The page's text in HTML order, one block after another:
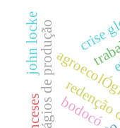
estágios de produçãobodocó
john locke crise